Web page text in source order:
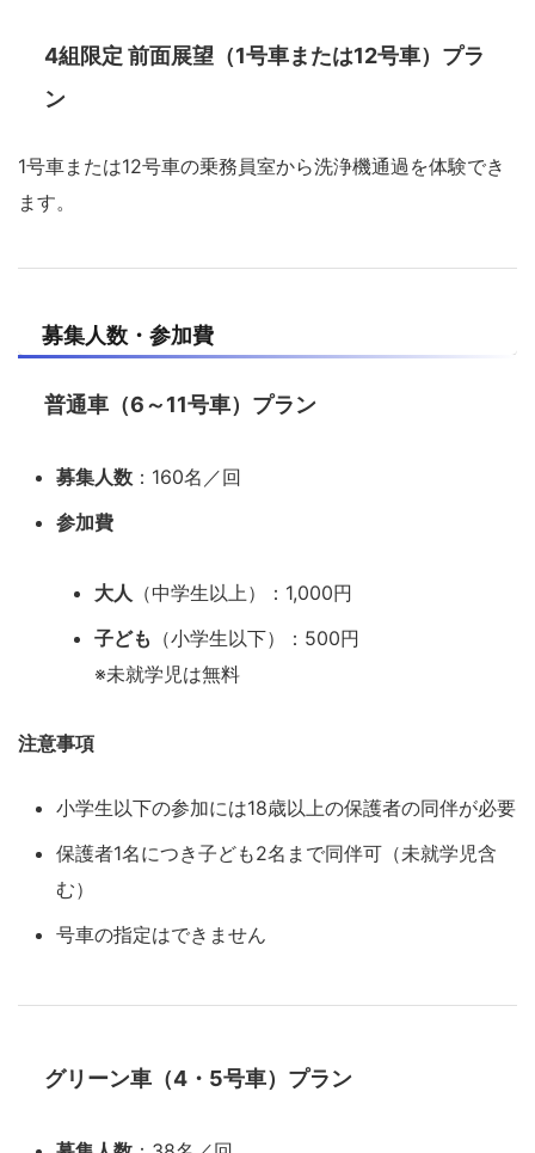
4組限定 前面展望（1号車または12号車）プラ
ン
1号車または12号車の乗務員室から洗浄機通過を体験でき
ます。
募集人数・参加費
普通車（6～11号車）プラン
募集人数 ：160名／回
参加費
大人 （中学生以上）：1,000円
子ども （小学生以下）：500円
※未就学児は無料
注意事項
小学生以下の参加には18歳以上の保護者の同伴が必要
保護者1名につき子ども2名まで同伴可（未就学児含
む）
号車の指定はできません
グリーン車（4・5号車）プラン